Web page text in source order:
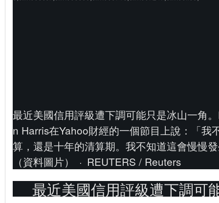
最近美國信用評級遭下調可能只是冰山一角
n Harris在Yahoo財經的一個節目上說：「我
算，還是十年的清算期。我不知道這會慢慢
（資料圖片）
· REUTERS / Reuters
最近美國信用評級遭下調可